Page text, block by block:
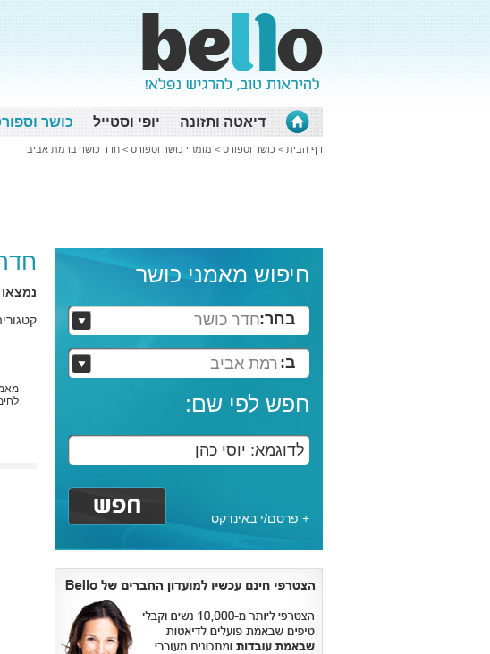
דיאטה ותזונה יופי וסטייל כושר
דף הבית > כושר וספורט > מומחי כושר וספורט > חדר כושר ברמת אביב
חיפוש מאמני כושר
בחר:חדר כושר
ב: רמת אביב
חפש לפי שם:
+ פרסם/י באינדקס
נמצאו